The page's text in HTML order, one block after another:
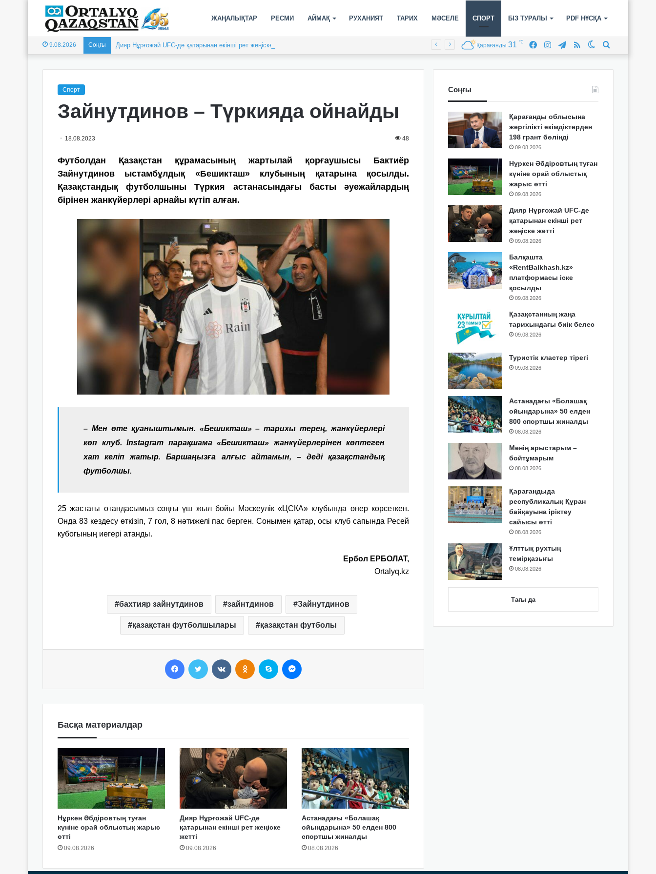
ЖАҢАЛЫҚТАР РЕСМИ АЙМАҚ РУХАНИЯТ ТАРИХ МӘСЕЛЕ СПОРТ БІЗ ТУРАЛЫ PDF НҰСҚА
9.08.2026 Соңғы Дияр Нұрғожай UFC-де қатарынан екінші рет жеңіске жетті Switch
RSS
Telegram
Instagram
Facebook
Қарағанды 31 ℃
Спорт
Зайнутдинов – Түркияда ойнайды
18.08.2023 48
Футболдан Қазақстан құрамасының жартылай қорғаушысы Бактиёр
Зайнутдинов ыстамбұлдық «Бешикташ» клубының қатарына қосылды.
Қазақстандық футболшыны Түркия астанасындағы басты әуежайлардың
бірінен жанкүйерлері арнайы күтіп алған.
– Мен өте қуаныштымын. «Бешикташ» – тарихы терең, жанкүйерлері
көп клуб. Instagram парақшама «Бешикташ» жанкүйерлерінен көптеген
хат келіп жатыр. Баршаңызға алғыс айтамын, – деді қазақстандық
футболшы.
25 жастағы отандасымыз соңғы үш жыл бойы Мәскеулік «ЦСКА» клубында өнер көрсеткен.
Онда 83 кездесу өткізіп, 7 гол, 8 нәтижелі пас берген. Сонымен қатар, осы клуб сапында Ресей
кубогының иегері атанды.
Ербол ЕРБОЛАТ,
Ortalyq.kz
бахтияр зайнутдинов зайнтдинов Зайнутдинов
қазақстан футболшылары қазақстан футболы
Басқа материалдар
Нұркен Әбдіровтың туған
күніне орай облыстық жарыс
өтті
09.08.2026
Дияр Нұрғожай UFC-де
қатарынан екінші рет жеңіске
жетті
09.08.2026
Астанадағы «Болашақ
ойындарына» 50 елден 800
спортшы жиналды
08.08.2026
Соңғы
Қарағанды облысына
жергілікті әкімдіктерден
198 грант бөлінді
09.08.2026
Нұркен Әбдіровтың туған
күніне орай облыстық
жарыс өтті
09.08.2026
Дияр Нұрғожай UFC-де
қатарынан екінші рет
жеңіске жетті
09.08.2026
Балқашта
«RentBalkhash.kz»
платформасы іске
қосылды
09.08.2026
Қазақстанның жаңа
тарихындағы биік белес
09.08.2026
Туристік кластер тірегі
09.08.2026
Астанадағы «Болашақ
ойындарына» 50 елден
800 спортшы жиналды
08.08.2026
Менің арыстарым –
бойтұмарым
08.08.2026
Қарағандыда
республикалық Құран
байқауына іріктеу
сайысы өтті
08.08.2026
Ұлттық рухтың
темірқазығы
08.08.2026
Тағы да